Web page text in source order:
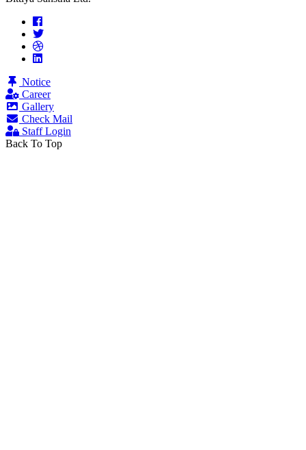
Notice
Career
Gallery
Check Mail
Staff Login
Back To Top